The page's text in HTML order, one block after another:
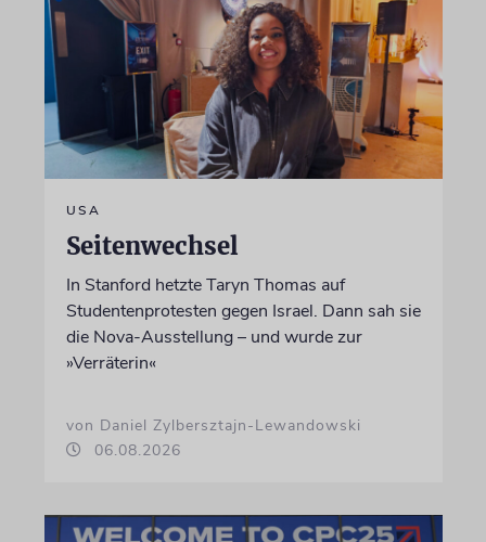
USA
Seitenwechsel
In Stanford hetzte Taryn Thomas auf
Studentenprotesten gegen Israel. Dann sah sie
die Nova-Ausstellung – und wurde zur
»Verräterin«
von Daniel Zylbersztajn-Lewandowski
06.08.2026